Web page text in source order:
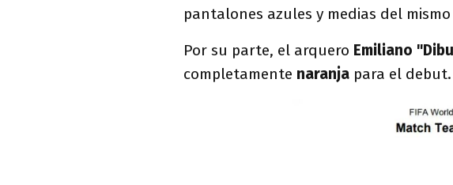
pantalones azules y medias del
Por su parte, el arquero Emiliano
completamente naranja para el debut.